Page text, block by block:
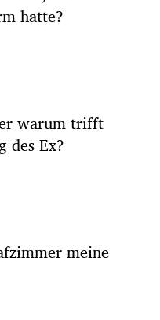
hatte?
warum trifft
des Ex?
meine